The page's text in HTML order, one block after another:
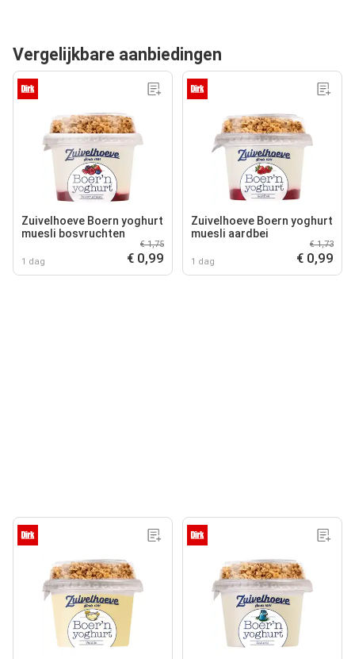
Vergelijkbare aanbiedingen
Zuivelhoeve Boern yoghurt
muesli bosvruchten
1 dag
€ 1,75
€ 0,99
Zuivelhoeve Boern yoghurt
muesli aardbei
1 dag
€ 1,73
€ 0,99